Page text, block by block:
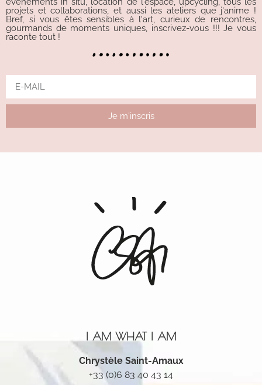
projets et collaborations, et aussi les ateliers que j'anime !
Bref, si vous êtes sensibles à l'art, curieux de rencontres,
gourmands de moments uniques, inscrivez-vous !!! Je vous
raconte tout !
Je m'inscris
I AM WHAT I AM
Chrystèle Saint-Amaux
+33 (0)6 83 40 43 14